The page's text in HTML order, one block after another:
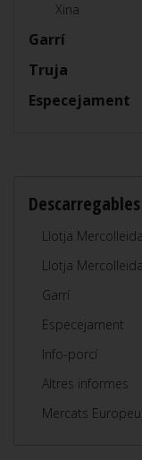
Xina
Garrí
Truja
Especejament
Descarregables
Llotja
Llotja
Garrí
Especejament
Info-porcí
Altres informes
Mercats